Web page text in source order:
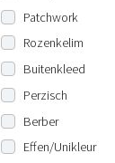
Patchwork
Rozenkelim
Buitenkleed
Perzisch
Berber
Effen/Unikleur